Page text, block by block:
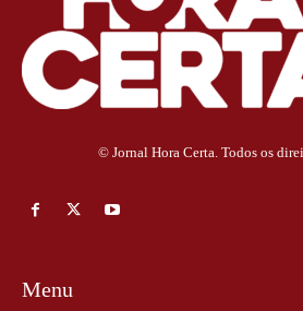
© Jornal Hora Certa. Todos os
Menu